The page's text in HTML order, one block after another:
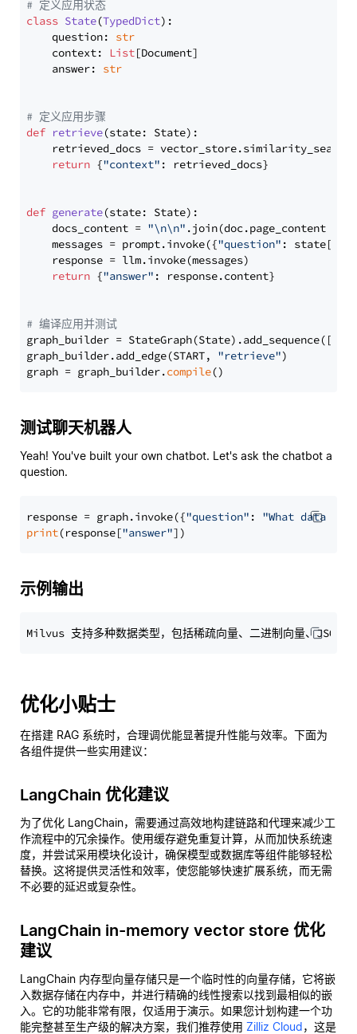
# 定义应用状态
class State(TypedDict):
    question:
str
    context:
List[Document]
    answer:
str
# 定义应用步骤
def retrieve(state: State):
retrieved_docs =
return {"context" : retrieved_docs}
def generate(state: State):
    docs_content =
"\n\n" .join(doc.page_content
    messages = prompt.invoke({
"question" : state[
    response = llm.invoke(messages)
return {"answer" : response.content}
# 编译应用并测试
graph_builder =
graph_builder.add_edge(START, "retrieve")
graph = graph_builder.compile
测试聊天机器人
Yeah! You've built your own chatbot. Let's ask the chatbot a
question.
response = graph.invoke({"question" : "What data
print(response["answer"
示例输出
优化小贴士
在搭建 RAG 系统时，合理调优能显著提升性能与效率。下面为
各组件提供一些实用建议：
LangChain 优化建议
为了优化 LangChain，需要通过高效地构建链路和代理来减少工
作流程中的冗余操作。使用缓存避免重复计算，从而加快系统速
度，并尝试采用模块化设计，确保模型或数据库等组件能够轻松
替换。这将提供灵活性和效率，使您能够快速扩展系统，而无需
不必要的延迟或复杂性。
LangChain in-memory vector store 优化
建议
LangChain 内存型向量存储只是一个临时性的向量存储，它将嵌
入数据存储在内存中，并进行精确的线性搜索以找到最相似的嵌
入。它的功能非常有限，仅适用于演示。如果您计划构建一个功
能完整甚至生产级的解决方案，我们推荐使用 Zilliz Cloud，这是